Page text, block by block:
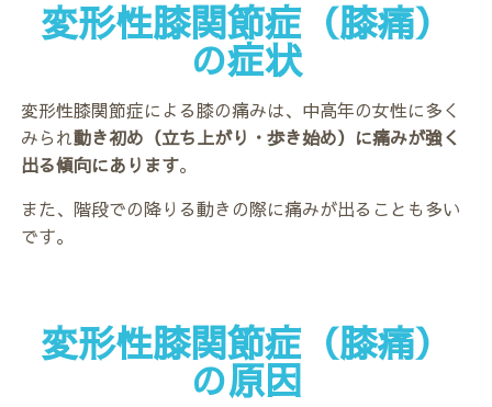
変形性膝関節症（膝痛）
の症状
変形性膝関節症による膝の痛みは、中高年の女性に多く
みられ動き初め（立ち上がり・歩き始め）に痛みが強く
出る傾向にあります。
また、階段での降りる動きの際に痛みが出ることも多い
です。
変形性膝関節症（膝痛）
の原因